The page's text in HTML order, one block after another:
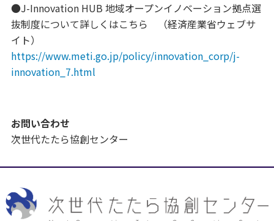
●J-Innovation HUB 地域オープンイノベーション拠点選
抜制度について詳しくはこちら （経済産業省ウェブサ
イト）
https://www.meti.go.jp/policy/innovation_corp/j-
innovation_7.html
お問い合わせ
次世代たたら協創センター